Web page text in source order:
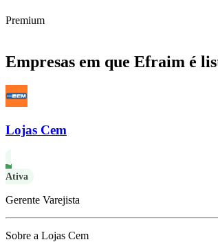
Premium
Empresas em que Efraim é
Lojas Cem
Ativa
Gerente Varejista
Sobre a Lojas Cem